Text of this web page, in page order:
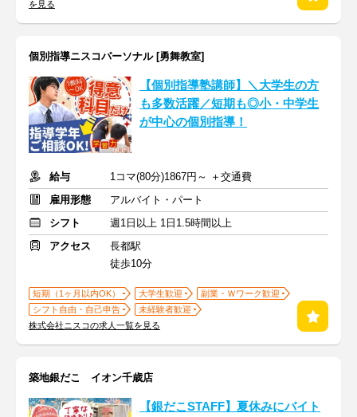
を見る
個別指導ニスコパーソナル [勇舞教室]
【個別指導塾講師】＼大学生の方
も多数活躍／短期も◎小・中学生
が中心の個別指導！
給与
1コマ(80分)1867円～ ＋交通費
雇用形態
アルバイト・パート
シフト
週1日以上 1日1.5時間以上
アクセス
長都駅
徒歩10分
短期（1ヶ月以内OK） 大学生歓迎
副業・Ｗワーク歓迎
シフト自由・自己申告
未経験者歓迎
株式会社ニスコの求人一覧を見る
築地銀だこ イオン千歳店
【銀だこSTAFF】夏休みにバイト